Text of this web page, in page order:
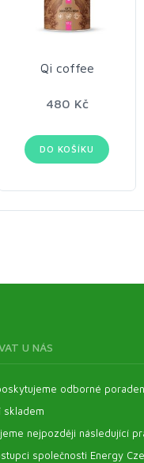
Qi coffee
480 Kč
DO KOŠÍKU
U NÁS
odborné
skladem
nejpozději následující
společnosti Energy